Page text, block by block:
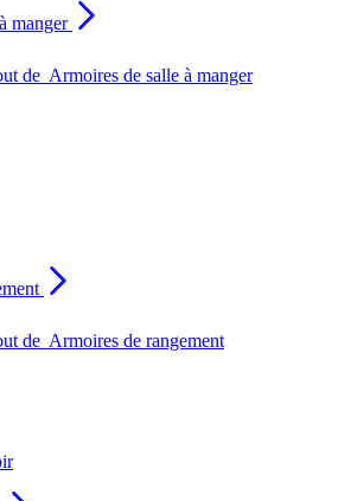
manger
de Armoires de salle à manger
de Armoires de rangement